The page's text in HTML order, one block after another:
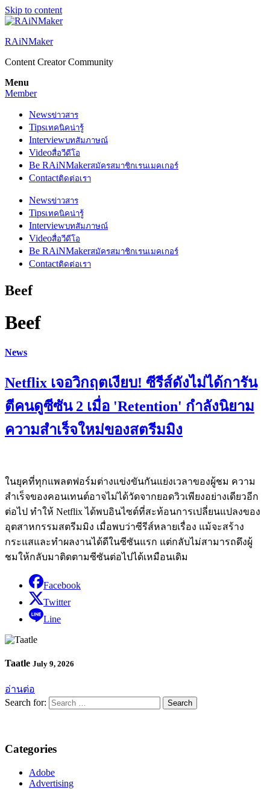
Skip to content
RAiNMaker
Content Creator Community
Menu
Member
Newsข่าวสาร
Tipsเทคนิคน่ารู้
Interviewบทสัมภาษณ์
Videoสื่อวีดีโอ
Be RAiNMakerสมัครสมาชิกเรนเมคเกอร์
Contactติดต่อเรา
Newsข่าวสาร
Tipsเทคนิคน่ารู้
Interviewบทสัมภาษณ์
Videoสื่อวีดีโอ
Be RAiNMakerสมัครสมาชิกเรนเมคเกอร์
Contactติดต่อเรา
Beef
Beef
News
Netflix เจอวิกฤตเงียบ! ซีรีส์ดังไม่ได้การัน
ตีคนดูซีซัน 2 เมื่อ 'Retention' กำลังนิยาม
ความสำเร็จใหม่ของสตรีมมิง
ในยุคที่ทุกแพลตฟอร์มต่างแข่งขันกันแย่งเวลาของผู้ชม ความ
สำเร็จของคอนเทนต์อาจไม่ได้วัดจากยอดวิวเพียงอย่างเดียวอีก
ต่อไป ทำให้ Netflix ได้พบอินไซต์ที่สะท้อนการเปลี่ยนแปลงของ
อุตสาหกรรมสตรีมมิง เมื่อพบว่าซีรีส์หลายเรื่อง แม้จะสร้าง
กระแสและทำผลงานได้ดีในซีซันแรก แต่กลับไม่สามารถดึงผู้
ชมให้กลับมาติดตามซีซันต่อไปได้เหมือนเดิม
Facebook
Twitter
Line
Taatle July 9, 2026
อ่านต่อ
Search for:
Categories
Adobe
Advertising